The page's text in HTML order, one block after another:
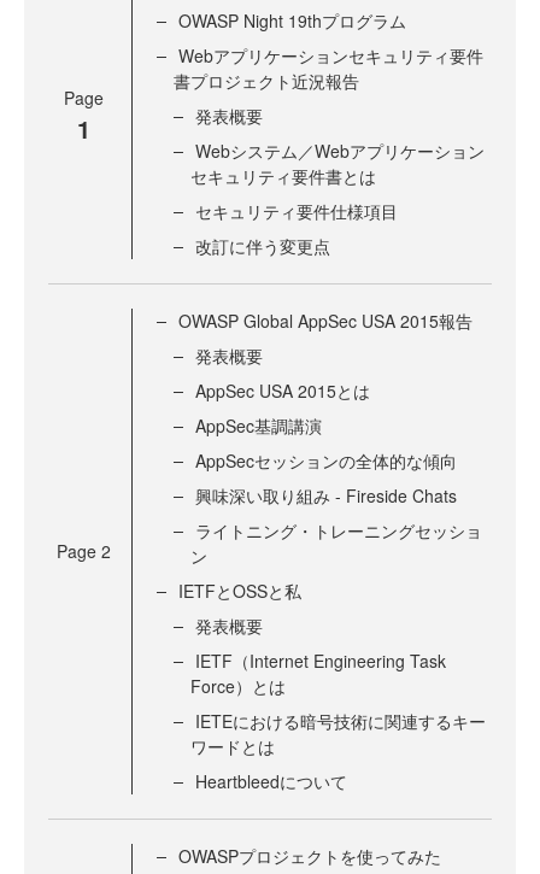
Page
1
OWASP Night 19thプログラム
Webアプリケーションセキュリティ要件
書プロジェクト近況報告
発表概要
Webシステム／Webアプリケーション
セキュリティ要件書とは
セキュリティ要件仕様項目
改訂に伴う変更点
Page 2
OWASP Global AppSec USA 2015報告
発表概要
AppSec USA 2015とは
AppSec基調講演
AppSecセッションの全体的な傾向
興味深い取り組み - Fireside Chats
ライトニング・トレーニングセッショ
ン
IETFとOSSと私
発表概要
IETF（Internet Engineering Task
Force）とは
IETEにおける暗号技術に関連するキー
ワードとは
Heartbleedについて
OWASPプロジェクトを使ってみた